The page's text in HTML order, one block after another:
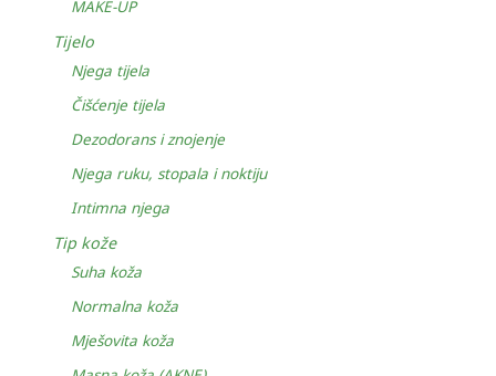
MAKE-UP
Tijelo
Njega tijela
Čišćenje tijela
Dezodorans i znojenje
Njega ruku, stopala i noktiju
Intimna njega
Tip kože
Suha koža
Normalna koža
Mješovita koža